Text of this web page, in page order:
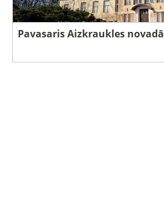
Pavasaris Aizkraukles novadā